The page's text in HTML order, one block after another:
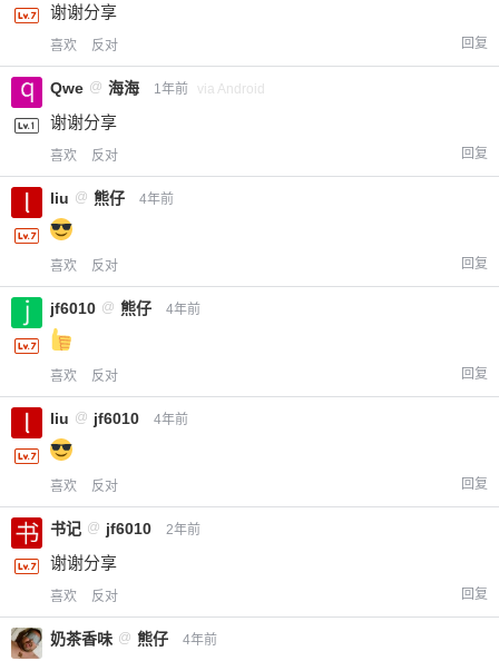
谢谢分享
喜欢 反对 回复
Qwe @ 海海 1年前 via Android
谢谢分享
喜欢 反对 回复
liu @ 熊仔 4年前
喜欢 反对 回复
jf6010 @ 熊仔 4年前
喜欢 反对 回复
liu @ jf6010 4年前
喜欢 反对 回复
书记 @ jf6010 2年前
谢谢分享
喜欢 反对 回复
奶茶香味 @ 熊仔 4年前